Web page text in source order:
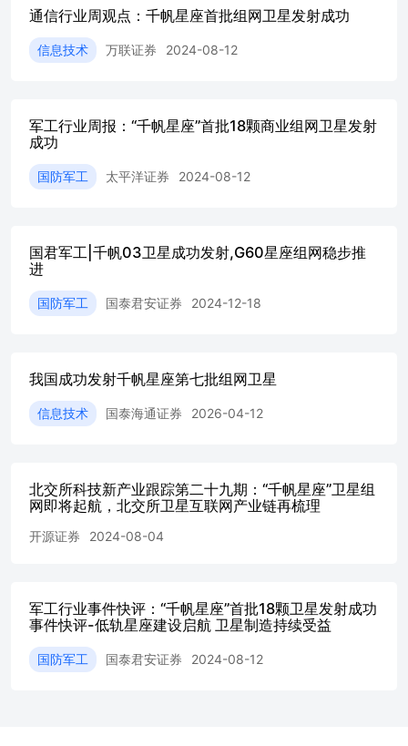
警监控平台作支撑，确保快速高效地掌握边海空防最新动
态。 2）打造作战处理平台。现代战争中，无人化、智能化
武器作战平台越来越多地投入使用，使得战争的制胜机理产
生了颠覆性的变化。一体化联合作战成为基本作战形式，平
域，边海空防处理平台正朝着无人智能化方向发展。因此，
化，推动现代边海空防能力提升的重要举措。 3）形成态势
可视图。边海空防态势可视图，是未来战争指挥员在边海空
机构了解掌握边海空防最新态势情况，并根据态势发展进行
海量边海空防情况进行可视化处理得出的态势图，能有效覆
盖陆、海、空、天、电、网等多维空间，实现情况实时感知
综合呈现相衔接。 4）完善指挥控制链。现代边海空防指挥
对象多、关系复杂，作战行动多样、组织协调困难，传统依
靠人工单一指挥模式越来越难以满足行动需求。随着互联
网、大数据、区块链、人工智能等高新技术大量应用于军事
海空防指挥与控制系统已是大势所趋，即建设人机深度融合
的现代边海空防指挥控制链，使其具有态势甄别对比、多案
据是重要的战争资源，离开了数据，智能化作战将无从谈
力处理已难以满足实时任务需求，必须借助高新技术提升数
据处理速度。把边海空防大数据建设好、使用好，已是提高
类型多，要求具备数据自动采集、存储、处理、传输等功
通信行业周观点：千帆星座首批组网卫星发射成功
信息技术 万联证券 2024-08-12
军工行业周报：“千帆星座”首批18颗商业组网卫星发射
成功
国防军工 太平洋证券 2024-08-12
国君军工|千帆03卫星成功发射,G60星座组网稳步推
进
国防军工 国泰君安证券 2024-12-18
我国成功发射千帆星座第七批组网卫星
信息技术 国泰海通证券 2026-04-12
北交所科技新产业跟踪第二十九期：“千帆星座”卫星组
网即将起航，北交所卫星互联网产业链再梳理
开源证券 2024-08-04
军工行业事件快评：“千帆星座”首批18颗卫星发射成功
事件快评-低轨星座建设启航 卫星制造持续受益
国防军工 国泰君安证券 2024-08-12